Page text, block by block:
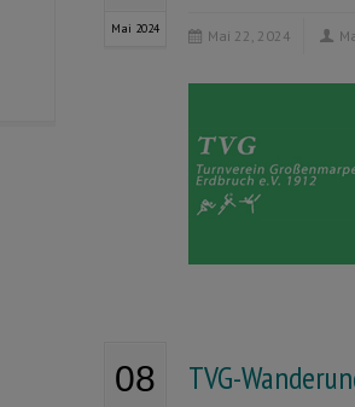
Mai 2024 Mai 22, 2024
08 TVG-